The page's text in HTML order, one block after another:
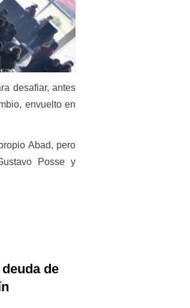
desafiar, antes
envuelto en
Abad, pero
Posse y
de